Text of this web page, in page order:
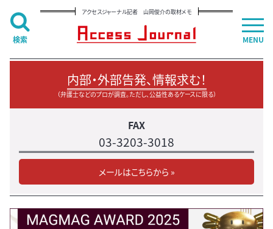
アクセスジャーナル記者 山岡俊介の取材メモ
内部・外部告発、情報求む！
（弁護士などのプロが調査。ただし、公益性あるケースに限る）
FAX
03-3203-3018
メールはこちらから »
MENU
検索